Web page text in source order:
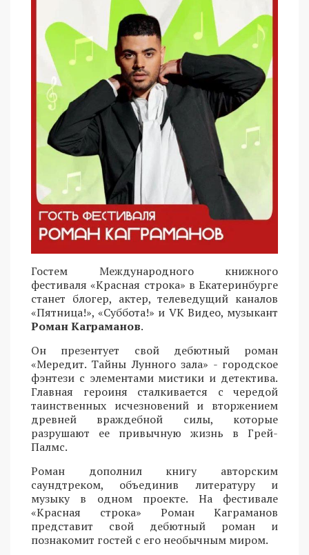
Гостем Международного книжного
фестиваля «Красная строка» в Екатеринбурге
станет блогер, актер, телеведущий каналов
«Пятница!», «Суббота!» и VK Видео, музыкант
Роман Каграманов.
Он презентует свой дебютный роман
«Мередит. Тайны Лунного зала» - городское
фэнтези с элементами мистики и детектива.
Главная героиня сталкивается с чередой
таинственных исчезновений и вторжением
древней враждебной силы, которые
разрушают ее привычную жизнь в Грей-
Палмс.
Роман дополнил книгу авторским
саундтреком, объединив литературу и
музыку в одном проекте. На фестивале
«Красная строка» Роман Каграманов
представит свой дебютный роман и
познакомит гостей с его необычным миром.